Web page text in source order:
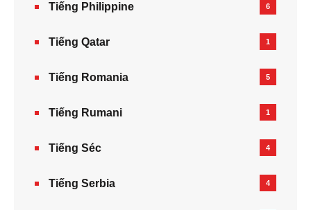
Tiếng Philippine 6
Tiếng Qatar 1
Tiếng Romania 5
Tiếng Rumani 1
Tiếng Séc 4
Tiếng Serbia 4